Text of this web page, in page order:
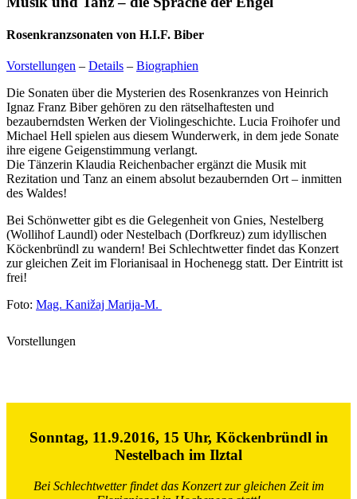
Rosenkranzsonaten von H.I.F. Biber
Vorstellungen – Details – Biographien
Die Sonaten über die Mysterien des Rosenkranzes von Heinrich
Ignaz Franz Biber gehören zu den rätselhaftesten und
bezauberndsten Werken der Violingeschichte. Lucia Froihofer und
Michael Hell spielen aus diesem Wunderwerk, in dem jede Sonate
ihre eigene Geigenstimmung verlangt.
Die Tänzerin Klaudia Reichenbacher ergänzt die Musik mit
Rezitation und Tanz an einem absolut bezaubernden Ort – inmitten
des Waldes!
Bei Schönwetter gibt es die Gelegenheit von Gnies, Nestelberg
(Wollihof Laundl) oder Nestelbach (Dorfkreuz) zum idyllischen
Köckenbründl zu wandern! Bei Schlechtwetter findet das Konzert
zur gleichen Zeit im Florianisaal in Hochenegg statt. Der Eintritt ist
frei!
Foto: Mag. Kanižaj Marija-M.
Vorstellungen
Sonntag, 11.9.2016, 15 Uhr, Köckenbründl in
Nestelbach im Ilztal
Bei Schlechtwetter findet das Konzert zur gleichen Zeit im